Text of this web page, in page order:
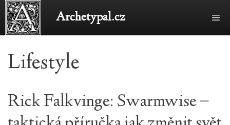
Přeskočit
na
obsah
Archetypal.cz
Lifestyle
Rick Falkvinge: Swarmwise –